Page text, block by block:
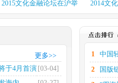
2月26日电(记者
京2月22日电
）第七届中国
]
化金融论坛在沪举
行
2014文化金融
行
更多>>
于4月首演 [03-04]
1 中国
2 国版